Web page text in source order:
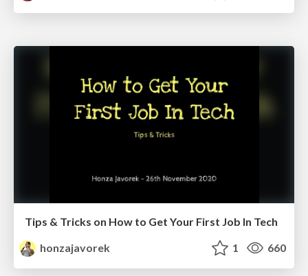
Tips & Tricks on How to Get Your First Job In Tech
honzajavorek
1 660